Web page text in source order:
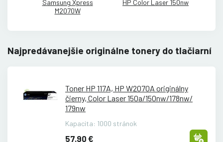
Samsung Xpress
M2070W
HP Color Laser 150nw
Najpredávanejšie originálne tonery do tlačiarní
Toner HP 117A, HP W2070A originálny
čierny, Color Laser 150a/150nw/178nw/
179nw
Kapacita: 1000 stránok
57.90 €